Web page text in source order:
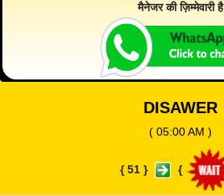
मैनेजर की ज़िम्मेवारी है
DISAWER
( 05:00 AM )
{51 } {